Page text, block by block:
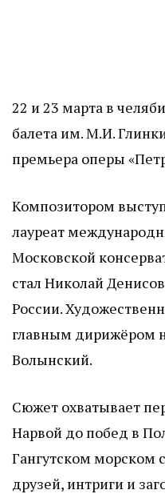
22 и 23 марта в
балета им. М.И.
премьера оперы
Композитором
лауреат
Московской
стал Николай
России.
главным дирижёром
Волынский.
Сюжет охватывает
Нарвой до побед в
Гангутском морском
друзей, интриги и